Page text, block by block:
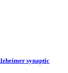
synaptic